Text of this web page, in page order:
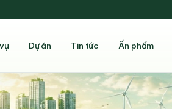
Dự án Tin tức Ấn phẩm